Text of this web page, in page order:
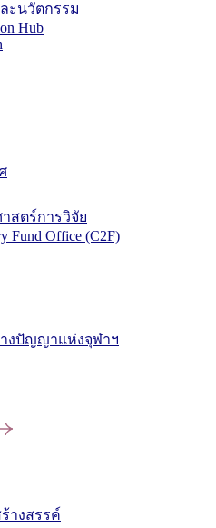
ะนวัตกรรม
Hub
สตร์การวิจัย
Fund Office (C2F)
งปัญญาแห่งจุฬาฯ
างสรรค์